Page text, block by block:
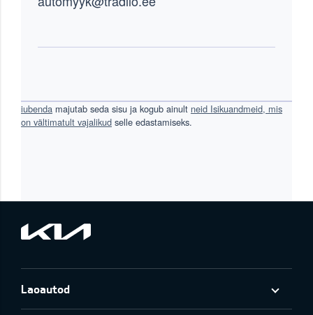
iubenda majutab seda sisu ja kogub ainult neid Isikuandmeid, mis
on vältimatult vajalikud selle edastamiseks.
Laoautod